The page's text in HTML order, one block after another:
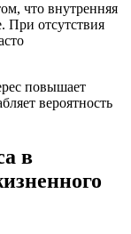
что внутренняя
При отсутствия
повышает
вероятность
в